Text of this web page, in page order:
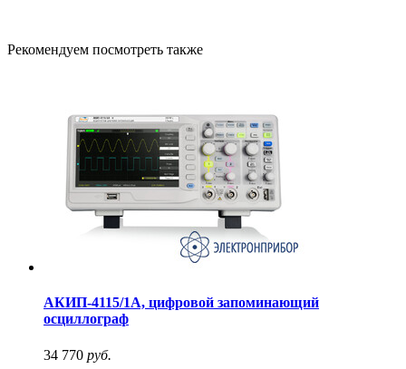
Рекомендуем посмотреть также
АКИП-4115/1А, цифровой запоминающий
осциллограф
34 770 руб.